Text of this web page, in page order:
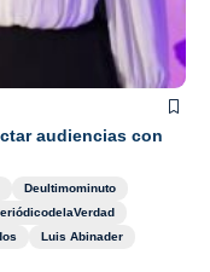
audiencias con
Deultimominuto
Luis Abinader